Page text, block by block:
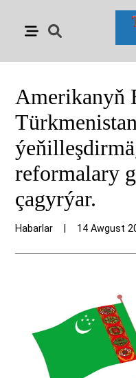
Amerikanyň
reformalary
çagyrýar.
Habarlar 14 Awgust